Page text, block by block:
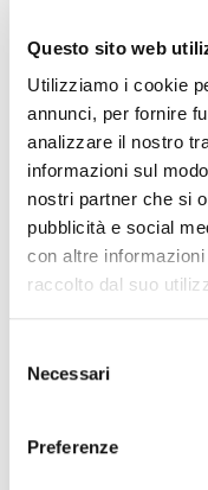
Questo sito web
Utilizziamo i cookie
annunci, per fornire
analizzare il nostro
informazioni sul
nostri partner che si
pubblicità e social
con altre
raccolto dal suo
delNecessari
Preferenze